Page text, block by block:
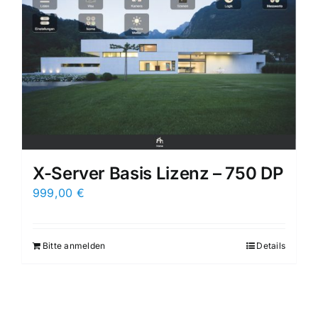
X-Server Basis Lizenz – 750 DP
999,00 €
Bitte anmelden Details